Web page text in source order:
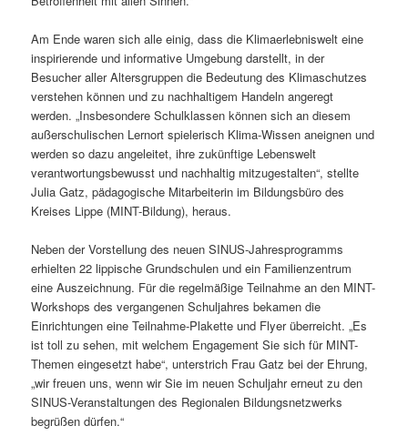
Am Ende waren sich alle einig, dass die Klimaerlebniswelt eine
inspirierende und informative Umgebung darstellt, in der
Besucher aller Altersgruppen die Bedeutung des Klimaschutzes
verstehen können und zu nachhaltigem Handeln angeregt
werden. „Insbesondere Schulklassen können sich an diesem
außerschulischen Lernort spielerisch Klima-Wissen aneignen und
werden so dazu angeleitet, ihre zukünftige Lebenswelt
verantwortungsbewusst und nachhaltig mitzugestalten“, stellte
Julia Gatz, pädagogische Mitarbeiterin im Bildungsbüro des
Kreises Lippe (MINT-Bildung), heraus.
Neben der Vorstellung des neuen SINUS-Jahresprogramms
erhielten 22 lippische Grundschulen und ein Familienzentrum
eine Auszeichnung. Für die regelmäßige Teilnahme an den MINT-
Workshops des vergangenen Schuljahres bekamen die
Einrichtungen eine Teilnahme-Plakette und Flyer überreicht. „Es
ist toll zu sehen, mit welchem Engagement Sie sich für MINT-
Themen eingesetzt habe“, unterstrich Frau Gatz bei der Ehrung,
„wir freuen uns, wenn wir Sie im neuen Schuljahr erneut zu den
SINUS-Veranstaltungen des Regionalen Bildungsnetzwerks
begrüßen dürfen.“